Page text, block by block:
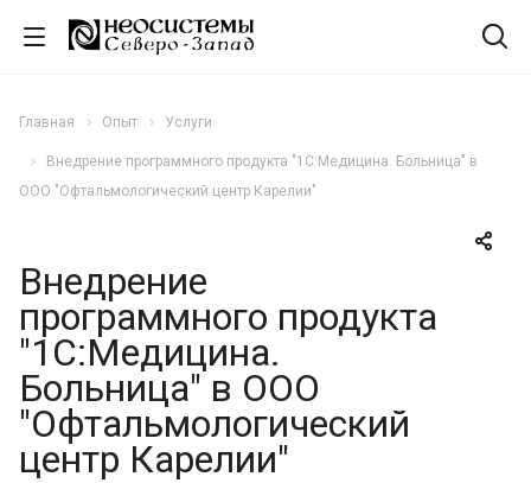
Главная Опыт Услуги
Внедрение программного продукта "1С:Медицина. Больница" в
ООО "Офтальмологический центр Карелии"
Внедрение
программного продукта
"1С:Медицина.
Больница" в ООО
"Офтальмологический
центр Карелии"